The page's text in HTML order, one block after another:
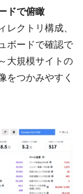
ドで俯瞰
クトリ構成、
ボードで確認で
大規模サイトの
をつかみやすく